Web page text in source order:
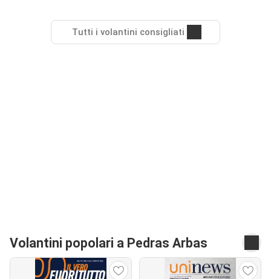
Tutti i volantini consigliati
Volantini popolari a Pedras Arbas